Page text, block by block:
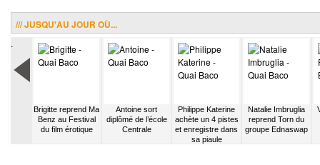
/// JUSQU'AU JOUR OÙ...
.
Brigitte reprend Ma
Benz au Festival
du film érotique
Antoine sort
diplômé de l’école
Centrale
Philippe Katerine
achète un 4 pistes
et enregistre dans
sa piaule
Natalie Imbruglia
reprend Torn du
groupe Ednaswap